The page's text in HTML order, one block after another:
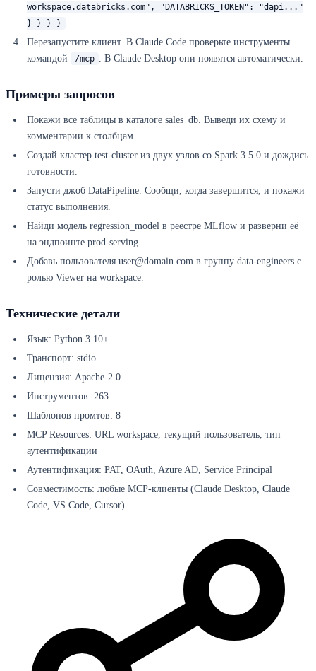
workspace.databricks.com", "DATABRICKS_TOKEN": "dapi..."
} } } }
Перезапустите клиент. В Claude Code проверьте инструменты
командой
/mcp . В Claude Desktop они появятся автоматически.
Примеры запросов
Покажи все таблицы в каталоге sales_db. Выведи их схему и
комментарии к столбцам.
Создай кластер test-cluster из двух узлов со Spark 3.5.0 и дождись
готовности.
Запусти джоб DataPipeline. Сообщи, когда завершится, и покажи
статус выполнения.
Найди модель regression_model в реестре MLflow и разверни её
на эндпоинте prod-serving.
Добавь пользователя user@domain.com в группу data-engineers с
ролью Viewer на workspace.
Технические детали
Язык: Python 3.10+
Транспорт: stdio
Лицензия: Apache-2.0
Инструментов: 263
Шаблонов промтов: 8
MCP Resources: URL workspace, текущий пользователь, тип
аутентификации
Аутентификация: PAT, OAuth, Azure AD, Service Principal
Совместимость: любые MCP-клиенты (Claude Desktop, Claude
Code, VS Code, Cursor)